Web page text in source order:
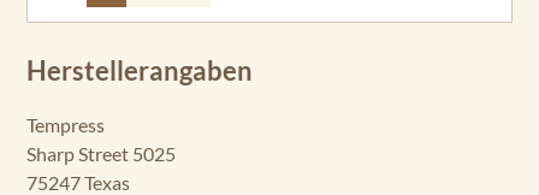
Herstellerangaben
Tempress
Sharp Street 5025
75247 Texas